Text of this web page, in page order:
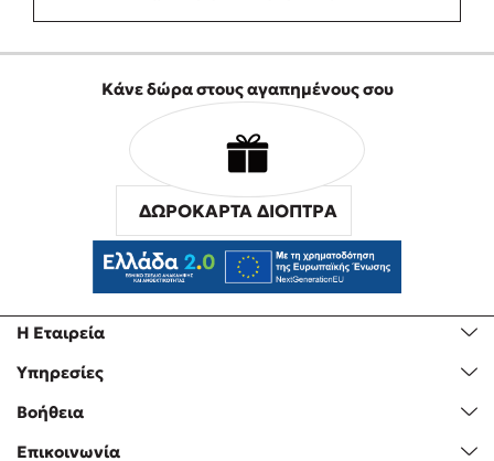
Η Εταιρεία
Υπηρεσίες
Βοήθεια
Επικοινωνία
Κάνε δώρα στους αγαπημένους σου
ΔΩΡΟΚΑΡΤΑ ΔΙΟΠΤΡΑ